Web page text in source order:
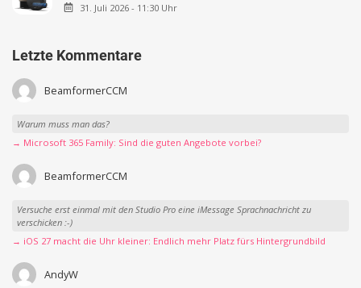
31. Juli 2026 - 11:30 Uhr
Letzte Kommentare
BeamformerCCM
Warum muss man das?
→ Microsoft 365 Family: Sind die guten Angebote vorbei?
BeamformerCCM
Versuche erst einmal mit den Studio Pro eine iMessage Sprachnachricht zu
verschicken :-)
→ iOS 27 macht die Uhr kleiner: Endlich mehr Platz fürs Hintergrundbild
AndyW